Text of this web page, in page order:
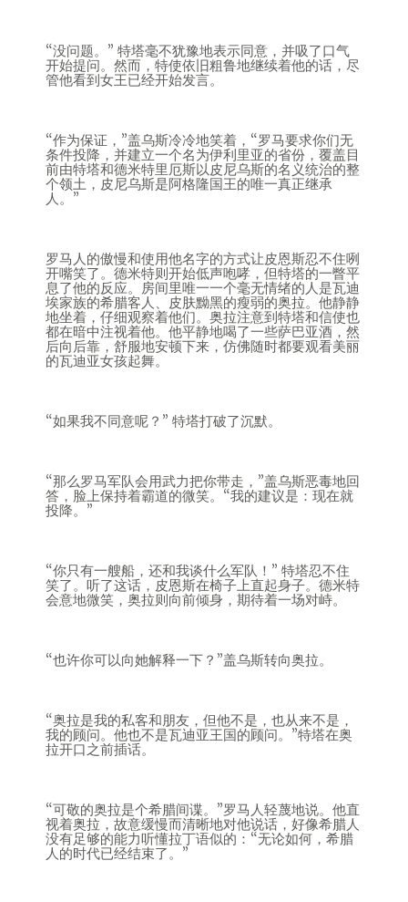
“没问题。” 特塔毫不犹豫地表示同意，并吸了口气
开始提问。然而，特使依旧粗鲁地继续着他的话，尽
管他看到女王已经开始发言。
“作为保证，”盖乌斯冷冷地笑着，“罗马要求你们无
条件投降，并建立一个名为伊利里亚的省份，覆盖目
前由特塔和德米特里厄斯以皮尼乌斯的名义统治的整
个领土，皮尼乌斯是阿格隆国王的唯一真正继承
人。”
罗马人的傲慢和使用他名字的方式让皮恩斯忍不住咧
开嘴笑了。德米特则开始低声咆哮，但特塔的一瞥平
息了他的反应。房间里唯一一个毫无情绪的人是瓦迪
埃家族的希腊客人、皮肤黝黑的瘦弱的奥拉。他静静
地坐着，仔细观察着他们。奥拉注意到特塔和信使也
都在暗中注视着他。他平静地喝了一些萨巴亚酒，然
后向后靠，舒服地安顿下来，仿佛随时都要观看美丽
的瓦迪亚女孩起舞。
“如果我不同意呢？” 特塔打破了沉默。
“那么罗马军队会用武力把你带走，”盖乌斯恶毒地回
答，脸上保持着霸道的微笑。“我的建议是：现在就
投降。”
“你只有一艘船，还和我谈什么军队！” 特塔忍不住
笑了。听了这话，皮恩斯在椅子上直起身子。德米特
会意地微笑，奥拉则向前倾身，期待着一场对峙。
“也许你可以向她解释一下？”盖乌斯转向奥拉。
“奥拉是我的私客和朋友，但他不是，也从来不是，
我的顾问。他也不是瓦迪亚王国的顾问。”特塔在奥
拉开口之前插话。
“可敬的奥拉是个希腊间谍。”罗马人轻蔑地说。他直
视着奥拉，故意缓慢而清晰地对他说话，好像希腊人
没有足够的能力听懂拉丁语似的：“无论如何，希腊
人的时代已经结束了。”